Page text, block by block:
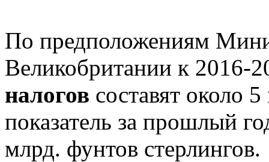
По предположениям
Великобритании к 2016-
налогов составят около
показатель за прошлый
млрд. фунтов стерлингов.